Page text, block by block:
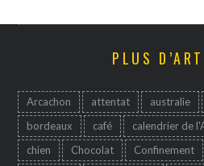
PLUS
Arcachon attentat australie
bordeaux
café calendrier de
chien
Chocolat Confinement